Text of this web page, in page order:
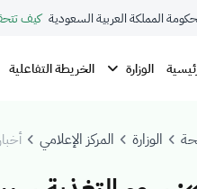
المملكة العربية السعودية كيف
الوزارة الخريطة التفاعلية
الوزارة المركز الإعلامي